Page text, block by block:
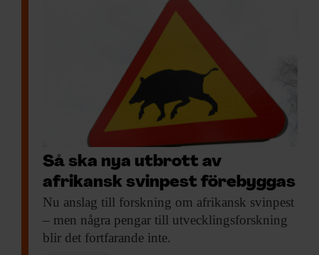
Så ska nya utbrott av
afrikansk svinpest förebyggas
Nu anslag till forskning om afrikansk svinpest
– men några pengar till utvecklingsforskning
blir det fortfarande inte.